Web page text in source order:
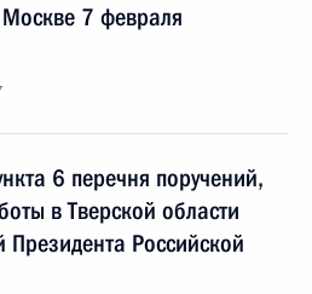
7 февраля
6 перечня поручений,
в Тверской области
Российской